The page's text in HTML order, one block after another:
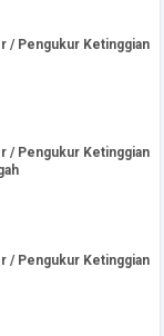
/ Pengukur Ketinggian
/ Pengukur Ketinggian
/ Pengukur Ketinggian